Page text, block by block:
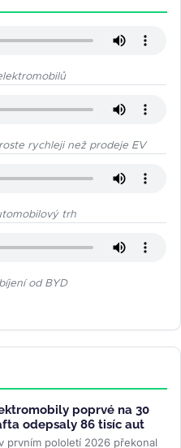
rychleji než prodeje EV
trh
od BYD
poprvé na 30
odepsaly 86 tisíc aut
prvním pololetí 2026 překonal